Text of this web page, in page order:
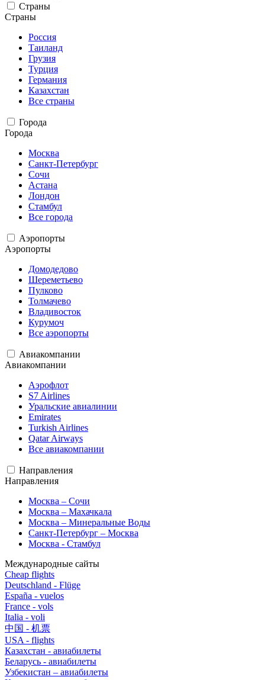
Страны
Страны
Россия
Таиланд
Грузия
Турция
Германия
Казахстан
Все страны
Города
Города
Москва
Санкт-Петербург
Сочи
Астана
Лондон
Стамбул
Все города
Аэропорты
Аэропорты
Домодедово
Шереметьево
Пулково
Толмачево
Владивосток
Курумоч
Все аэропорты
Авиакомпании
Авиакомпании
Аэрофлот
S7 Airlines
Уральские авиалинии
Emirates
Turkish Airlines
Qatar Airways
Все авиакомпании
Направления
Направления
Москва – Сочи
Москва – Махачкала
Москва – Минеральные Воды
Санкт-Петербург – Москва
Москва - Стамбул
Международные сайты
Cheap flights
Deutschland - Flüge
España - vuelos
France - vols
Italia - voli
中国 - 机票
USA - flights
Казахстан - авиабилеты
Беларусь - авиабилеты
Узбекистан – авиабилеты